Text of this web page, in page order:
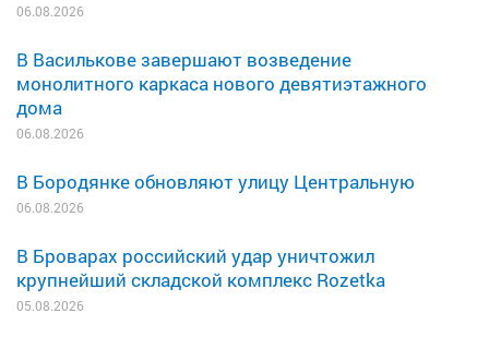
06.08.2026
В Василькове завершают возведение
монолитного каркаса нового девятиэтажного
дома
06.08.2026
В Бородянке обновляют улицу Центральную
06.08.2026
В Броварах российский удар уничтожил
крупнейший складской комплекс Rozetka
05.08.2026